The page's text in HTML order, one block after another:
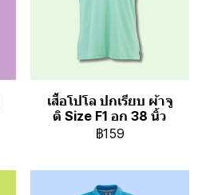
เสื้อโปโล ปกเรียบ ผ้าจู
ติ Size F1 อก 38 นิ้ว
฿159